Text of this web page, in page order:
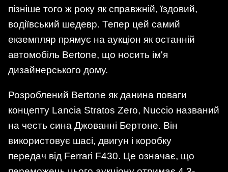
пізніше того ж року як справжній, їздовий,
водіївський шедевр. Тепер цей самий
екземпляр прямує на аукціон як останній
автомобіль Bertone, що носить ім'я
дизайнерського дому.
Розроблений Bertone як данина поваги
концепту Lancia Stratos Zero, Nuccio названий
на честь сина Джованні Бертоне. Він
використовує шасі, двигун і коробку
передач від Ferrari F430. Це означає, що